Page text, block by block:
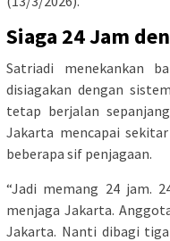
Siaga 24 Jam
Satriadi menekankan
disiagakan dengan
tetap berjalan
Jakarta mencapai
beberapa sif penjagaan.
“Jadi memang 24 jam.
menjaga Jakarta.
Jakarta. Nanti dibagi